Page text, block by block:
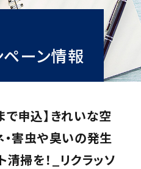
ペーン情報
で申込】きれいな空
害虫や臭いの発生
掃を！_リクラッソ